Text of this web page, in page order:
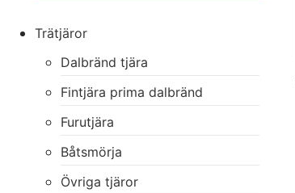
Trätjäror
Dalbränd tjära
Fintjära prima dalbränd
Furutjära
Båtsmörja
Övriga tjäror